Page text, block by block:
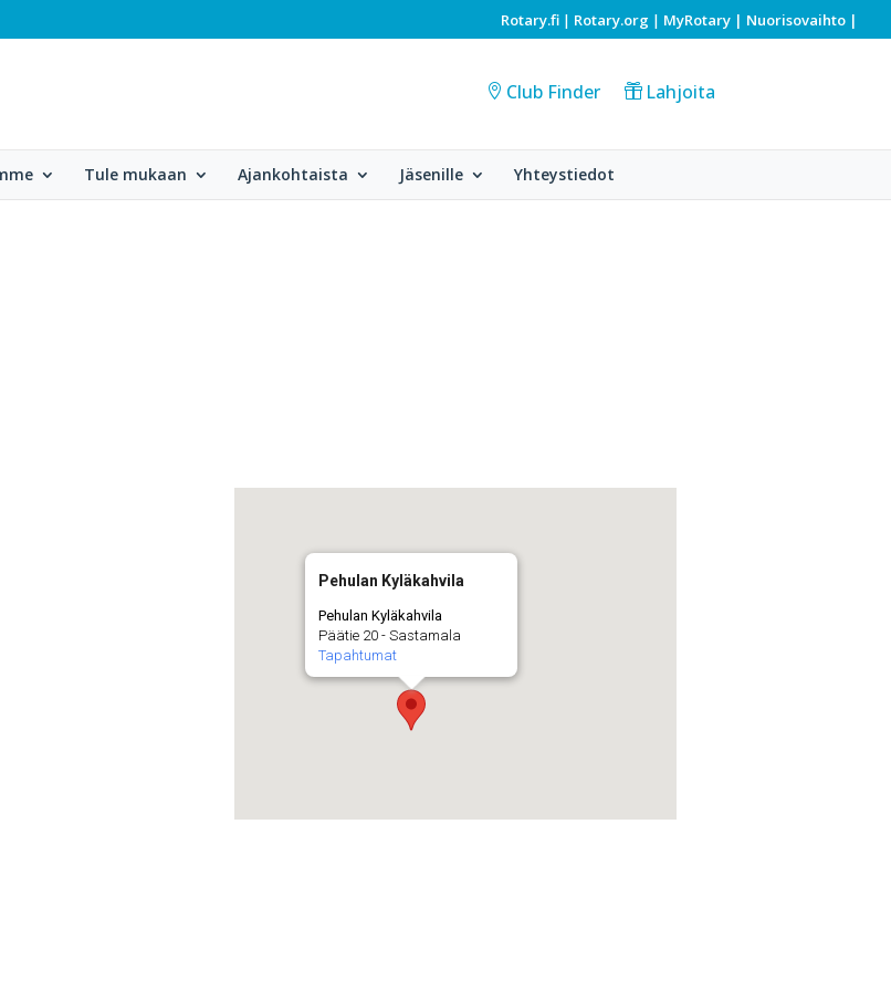
Rotary.fi | Rotary.org | MyRotary | Nuorisovaihto |
Club Finder Lahjoita
Tule mukaan Ajankohtaista Jäsenille Yhteystiedot
Pehulan Kyläkahvila
Pehulan Kyläkahvila
Päätie 20 - Sastamala
Tapahtumat